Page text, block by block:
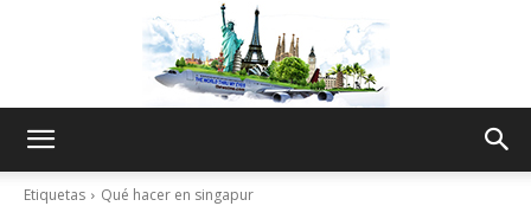
Etiquetas Qué hacer en singapur